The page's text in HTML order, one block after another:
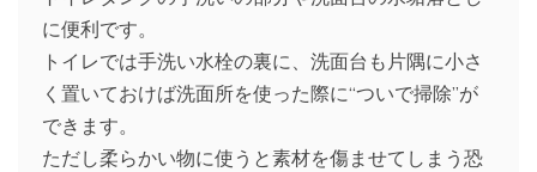
に便利です。
トイレでは手洗い水栓の裏に、洗面台も片隅に小さ
く置いておけば洗面所を使った際に“ついで掃除”が
できます。
ただし柔らかい物に使うと素材を傷ませてしまう恐